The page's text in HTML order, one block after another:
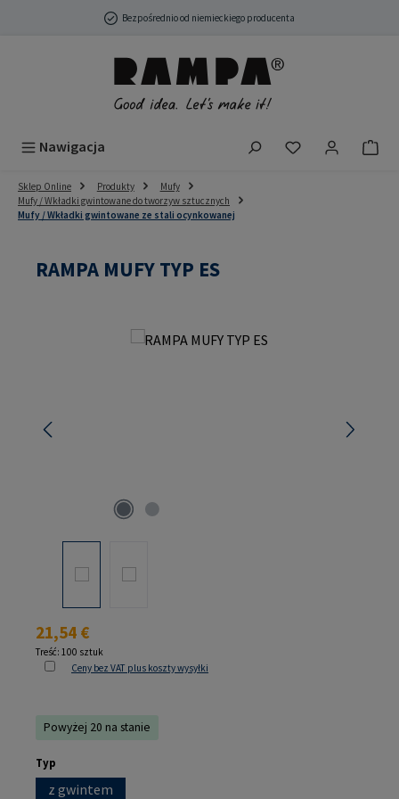
Przejdź do głównej zawartościBezpośrednio od niemieckiego producenta
Nawigacja Masz 0
Sklep Online Produkty
Mufy
Mufy / Wkładki gwintowane do tworzyw sztucznych
Mufy / Wkładki gwintowane ze stali ocynkowanej
RAMPA MUFY TYP ES
Pomiń galerię zdjęć
Cena regularna:
21,54 €
Treść: 100 sztuk
Ceny bez VAT plus koszty wysyłki
Powyżej 20 na stanie
Wybierz
Typ
z gwintem